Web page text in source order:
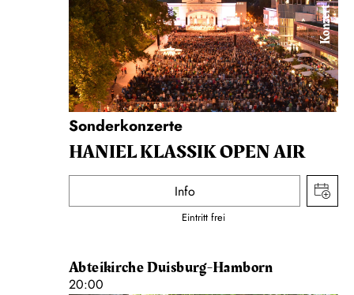
Konzert
Sonderkonzerte
HANIEL KLASSIK OPEN AIR
Info
Eintritt frei
Abteikirche Duisburg-Hamborn
20:00